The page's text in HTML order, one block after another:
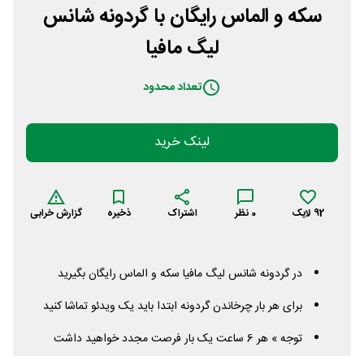
سکه و الماس رایگان با گردونه شانس
لیگ مافیا
تعداد محدود
لینک خرید
92 لایک 0 نظر اشتراک ذخیره گزارش خرابی
در گردونه شانس لیگ مافیا سکه و الماس رایگان بگیرید
برای هر بار چرخاندن گردونه ابتدا باید یک ویدئو تماشا کنید
توجه » هر 6 ساعت یک بار فرصت مجدد خواهید داشت